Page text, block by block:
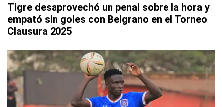
Tigre desaprovechó un penal sobre la hora y
empató sin goles con Belgrano en el Torneo
Clausura 2025